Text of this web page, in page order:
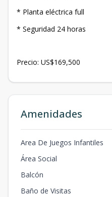
* Planta eléctrica full
* Seguridad 24 horas
Precio: US$169,500
Amenidades
Area De Juegos Infantiles
Área Social
Balcón
Baño de Visitas